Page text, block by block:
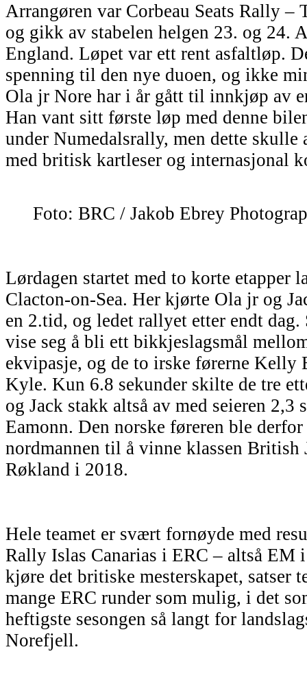
Arrangøren var Corbeau Seats Rally –
og gikk av stabelen helgen 23. og 24.
England. Løpet var ett rent asfaltløp.
spenning til den nye duoen, og ikke
Ola jr Nore har i år gått til innkjøp av
Han vant sitt første løp med denne
under Numedalsrally, men dette skulle
med britisk kartleser og internasjonal
Foto: BRC / Jakob Ebrey
Lørdagen startet med to korte etapper
Clacton-on-Sea. Her kjørte Ola jr og
en 2.tid, og ledet rallyet etter endt dag.
vise seg å bli ett bikkjeslagsmål
ekvipasje, og de to irske førerne Kelly
Kyle. Kun 6.8 sekunder skilte de tre
og Jack stakk altså av med seieren
Eamonn. Den norske føreren ble
nordmannen til å vinne klassen British
Røkland i 2018.
Hele teamet er svært fornøyde med
Rally Islas Canarias i ERC – altså
kjøre det britiske mesterskapet, satser
mange ERC runder som mulig, i det
heftigste sesongen så langt for
Norefjell.